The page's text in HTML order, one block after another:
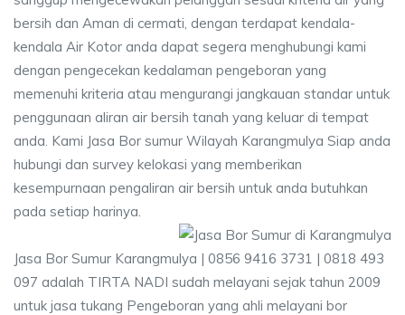
bersih dan Aman di cermati, dengan terdapat kendala-
kendala Air Kotor anda dapat segera menghubungi kami
dengan pengecekan kedalaman pengeboran yang
memenuhi kriteria atau mengurangi jangkauan standar untuk
penggunaan aliran air bersih tanah yang keluar di tempat
anda. Kami Jasa Bor sumur Wilayah Karangmulya Siap anda
hubungi dan survey kelokasi yang memberikan
kesempurnaan pengaliran air bersih untuk anda butuhkan
pada setiap harinya.
Jasa Bor Sumur Karangmulya | 0856 9416 3731 | 0818 493
097 adalah TIRTA NADI sudah melayani sejak tahun 2009
untuk jasa tukang Pengeboran yang ahli melayani bor